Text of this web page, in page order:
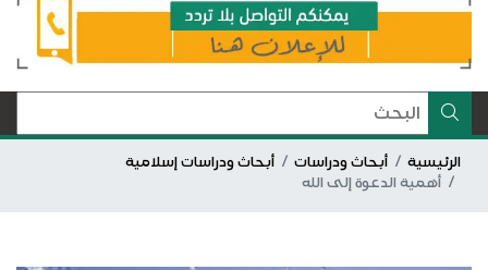
الرئيسية أبحاث ودراسات
أبحاث ودراسات إسلامية
أهمية الدعوة إلى الله